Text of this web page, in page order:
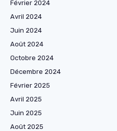
Février 2024
Avril 2024
Juin 2024
Août 2024
Octobre 2024
Décembre 2024
Février 2025
Avril 2025
Juin 2025
Août 2025